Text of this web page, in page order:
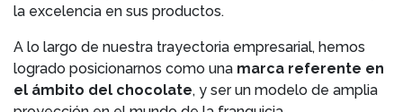
la excelencia en sus productos.
A lo largo de nuestra trayectoria empresarial, hemos
logrado posicionarnos como una marca referente en
el ámbito del chocolate, y ser un modelo de amplia